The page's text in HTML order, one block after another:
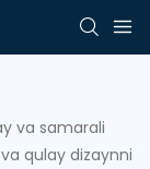
va samarali
qulay dizaynni